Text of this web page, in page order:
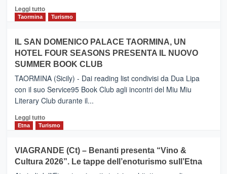
e
Zanzibar
da
Neos
Leggi tuttoLeggi
PIEDIMONTE
ETNEO
–
Meta
turistica
privilegiata
secondo
dati
di
Anche
la
Valle
Taormina Turismo
IL SAN DOMENICO PALACE TAORMINA, UN
HOTEL FOUR SEASONS PRESENTA IL NUOVO
SUMMER BOOK CLUB
TAORMINA (Sicily) - Dai reading list condivisi da Dua Lipa
con il suo Service95 Book Club agli incontri del Miu Miu
Literary Club durante il...
Leggi tuttoLeggi
di
IL
SAN
Etna Turismo
VIAGRANDE (Ct) – Benanti presenta “Vino &
Cultura 2026”. Le tappe dell’enoturismo sull’Etna